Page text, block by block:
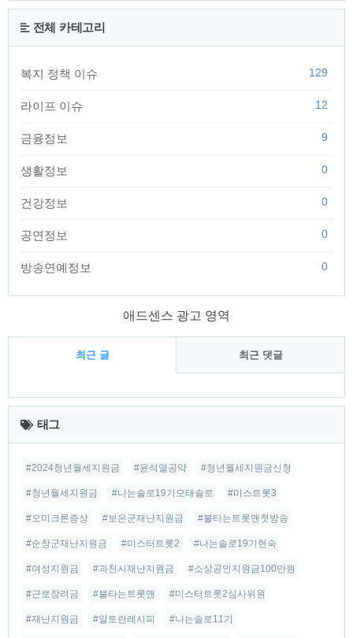
전체 카테고리
복지 정책 이슈 129
라이프 이슈 12
금융정보 9
생활정보 0
건강정보 0
공연정보 0
방송연예정보 0
애드센스 광고 영역
최근 글 최근 댓글
최
근
글
태그
#2024청년월세지원금 #윤석열공약 #청년월세지원금신청
#청년월세지원금 #나는솔로19기모태솔로 #미스트롯3
#오미크론증상 #보은군재난지원금 #불타는트롯맨첫방송
#순창군재난지원금 #미스터트롯2 #나는솔로19기현숙
#여성지원금 #과천시재난지원금 #소상공인지원금100만원
#근로장려금 #불타는트롯맨 #미스터트롯2심사위원
#재난지원금 #알토란레시피 #나는솔로11기